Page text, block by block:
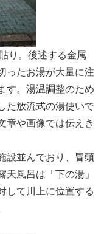
り。後述する金属
ったお湯が大量に注
す。湯温調整のため
た放流式の湯使いで
章や画像では伝えき
設並んでおり、冒頭
風呂は「下の湯」
して川上に位置する